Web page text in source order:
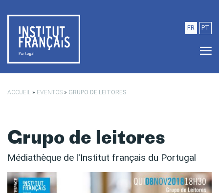
FR PT
ACCUEIL » EVENTOS » GRUPO DE LEITORES
Grupo de leitores
Médiathèque de l'Institut français du Portugal